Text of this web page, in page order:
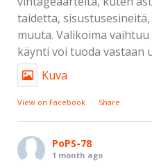
taidetta,
muuta. Valikoima
käynti voi tuoda vastaan
Kuva
View on Facebook · Share
PoPS-78
1 month ago